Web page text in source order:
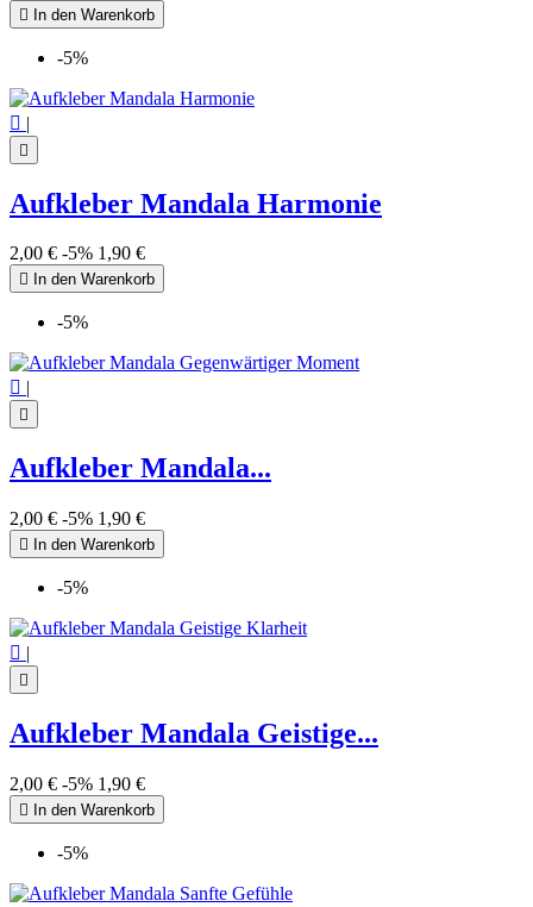
 In den Warenkorb
-5%
 |

Aufkleber Mandala Harmonie
2,00 € -5% 1,90 €
 In den Warenkorb
-5%
 |

Aufkleber Mandala...
2,00 € -5% 1,90 €
 In den Warenkorb
-5%
 |

Aufkleber Mandala Geistige...
2,00 € -5% 1,90 €
 In den Warenkorb
-5%